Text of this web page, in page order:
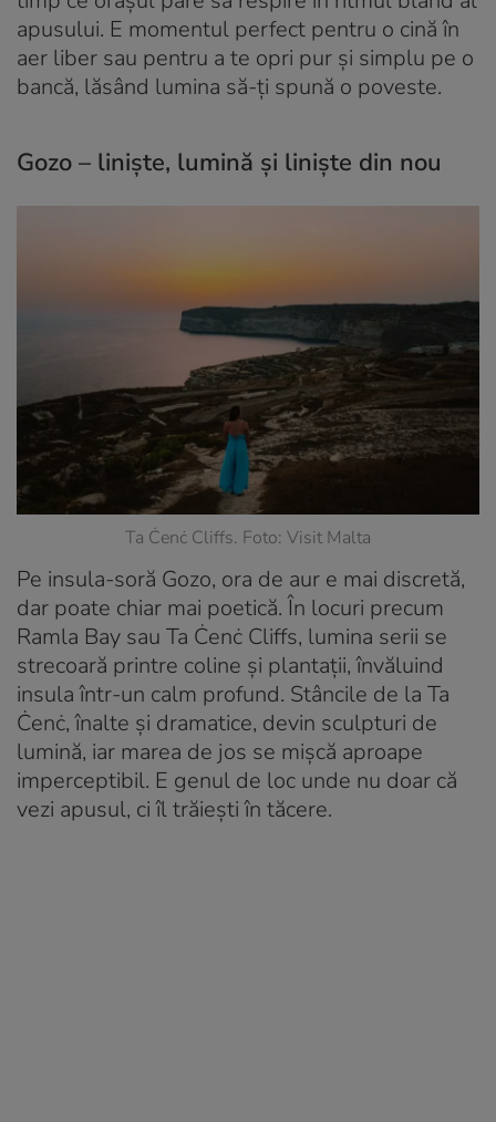
apusului. E momentul perfect pentru o cină în
aer liber sau pentru a te opri pur și simplu pe o
bancă, lăsând lumina să-ți spună o poveste.
Gozo – liniște, lumină și liniște din nou
Ta Ċenċ Cliffs. Foto: Visit Malta
Pe insula-soră Gozo, ora de aur e mai discretă,
dar poate chiar mai poetică. În locuri precum
Ramla Bay sau Ta Ċenċ Cliffs, lumina serii se
strecoară printre coline și plantații, învăluind
insula într-un calm profund. Stâncile de la Ta
Ċenċ, înalte și dramatice, devin sculpturi de
lumină, iar marea de jos se mișcă aproape
imperceptibil. E genul de loc unde nu doar că
vezi apusul, ci îl trăiești în tăcere.